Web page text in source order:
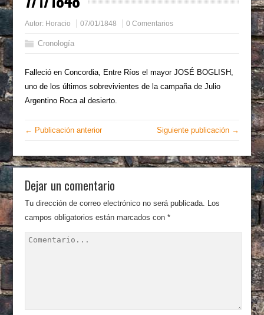
Autor: Horacio 07/01/1848 0 Comentarios
Cronología
Falleció en Concordia, Entre Ríos el mayor JOSÉ BOGLISH,
uno de los últimos sobrevivientes de la campaña de Julio
Argentino Roca al desierto.
← Publicación anterior Siguiente publicación →
Dejar un comentario
Tu dirección de correo electrónico no será publicada. Los
campos obligatorios están marcados con*